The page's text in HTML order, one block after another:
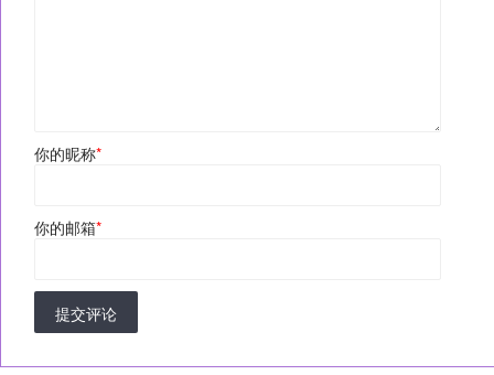
你的昵称*
你的邮箱*
提交评论